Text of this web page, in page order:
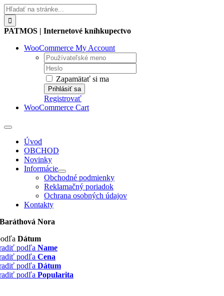
Skip
to
content
Hľadať:
PATMOS | Internetové kníhkupectvo
WooCommerce My Account
Username:
Password:
Zapamätať si ma
Registrovať
WooCommerce Cart
Toggle
Navigation
Úvod
OBCHOD
Novinky
Informácie
Obchodné podmienky
Reklamačný poriadok
Ochrana osobných údajov
Kontakty
Baráthová Nora
Dátum
podľa Name
podľa Cena
podľa Dátum
podľa Popularita